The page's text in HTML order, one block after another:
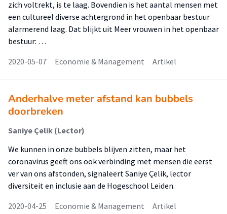
zich voltrekt, is te laag. Bovendien is het aantal mensen met
een cultureel diverse achtergrond in het openbaar bestuur
alarmerend laag. Dat blijkt uit Meer vrouwen in het openbaar
bestuur: …
2020-05-07
Economie & Management Artikel
Anderhalve meter afstand kan bubbels
doorbreken
Saniye Çelik (Lector)
We kunnen in onze bubbels blijven zitten, maar het
coronavirus geeft ons ook verbinding met mensen die eerst
ver van ons afstonden, signaleert Saniye Çelik, lector
diversiteit en inclusie aan de Hogeschool Leiden.
2020-04-25
Economie & Management Artikel